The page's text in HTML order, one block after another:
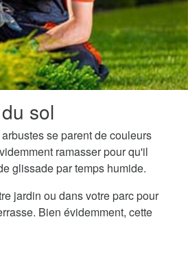
sol
se parent de couleurs
ramasser pour qu'il
glissade par temps humide.
jardin ou dans votre parc pour
Bien évidemment, cette